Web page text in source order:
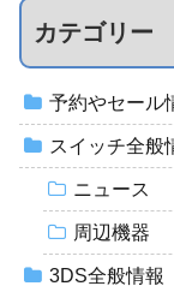
カテゴリー
予約やセール
スイッチ全般
ニュース
周辺機器
3DS全般情報